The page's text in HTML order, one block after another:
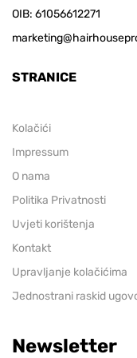
OIB: 61056612271
STRANICE
Kolačići
Impressum
O nama
Politika Privatnosti
Uvjeti korištenja
Kontakt
Upravljanje kolačićima
Jednostrani raskid
Newsletter